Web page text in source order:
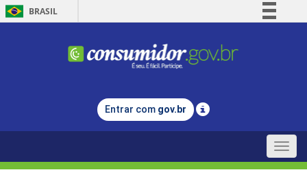
BRASIL
Comunica BR
Legislação
Entrar com gov.br
Toggle